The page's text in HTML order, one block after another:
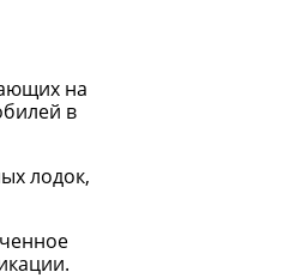
на
в
лодок,